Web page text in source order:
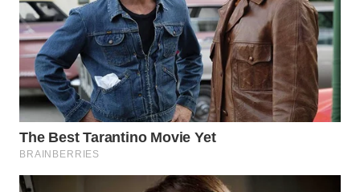
WN
SUKABUMI
WN
PURWAKARTA
WN
PRIANGAN
TIMUR